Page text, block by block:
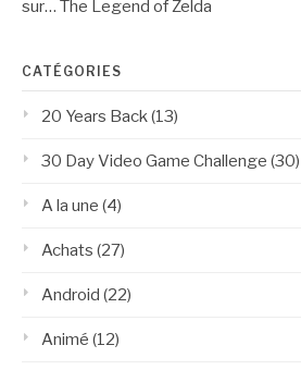
sur… The Legend of Zelda
CATÉGORIES
20 Years Back (13)
30 Day Video Game Challenge (30)
A la une (4)
Achats (27)
Android (22)
Animé (12)